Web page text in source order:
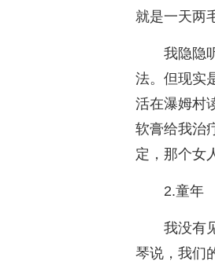
就是一天两
我隐隐
法。但现实
活在瀑姆村
软膏给我治
定，那个女
2.童年
我没有
琴说，我们